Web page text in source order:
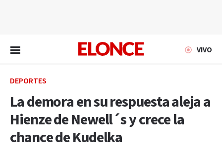
VIVO
DEPORTES
La demora en su respuesta aleja a
Hienze de Newell´s y crece la
chance de Kudelka